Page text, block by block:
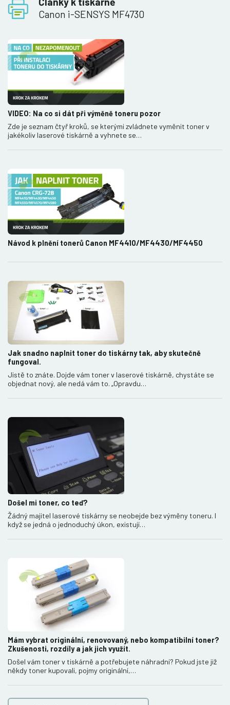
Canon i-SENSYS MF4730
VIDEO: Na co si dát při výměně toneru pozor
Zde je seznam čtyř kroků, se kterými zvládnete vyměnit toner v
jakékoliv laserové tiskárně a vyhnete se…
Návod k plnění tonerů Canon MF4410/MF4430/MF4450
Jak snadno naplnit toner do tiskárny tak, aby skutečně
fungoval.
Jistě to znáte. Dojde vám toner v laserové tiskárně, chystáte se
objednat nový, ale nedá vám to. „Opravdu…
Došel mi toner, co teď?
Žádný majitel laserové tiskárny se neobejde bez výměny toneru. I
když se jedná o jednoduchý úkon, existují…
Mám vybrat originální, renovovaný, nebo kompatibilní toner?
Zkušenosti, rozdíly a jak jich využít.
Došel vám toner v tiskárně a potřebujete náhradní? Pokud jste již
někdy toner kupovali, pojmy originální,…